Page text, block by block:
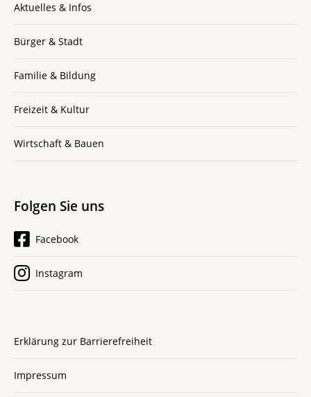
Aktuelles & Infos
Bürger & Stadt
Familie & Bildung
Freizeit & Kultur
Wirtschaft & Bauen
Folgen Sie uns
Facebook
Instagram
Erklärung zur Barrierefreiheit
Impressum